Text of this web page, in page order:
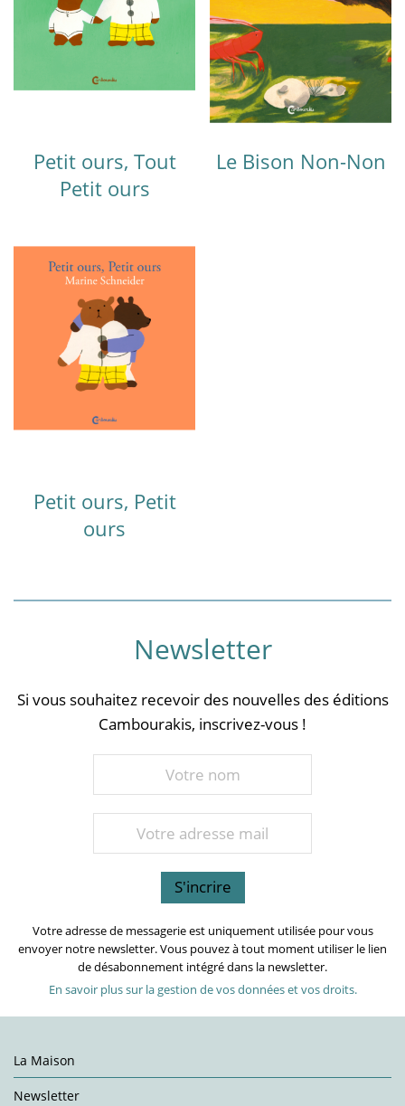
Petit ours, Tout
Petit ours
Le Bison Non-Non
Petit ours, Petit
ours
Newsletter
Si vous souhaitez recevoir des nouvelles des éditions
Cambourakis, inscrivez-vous !
Votre adresse de messagerie est uniquement utilisée pour vous
envoyer notre newsletter. Vous pouvez à tout moment utiliser le lien
de désabonnement intégré dans la newsletter.
En savoir plus sur la gestion de vos données et vos droits.
La Maison
Newsletter